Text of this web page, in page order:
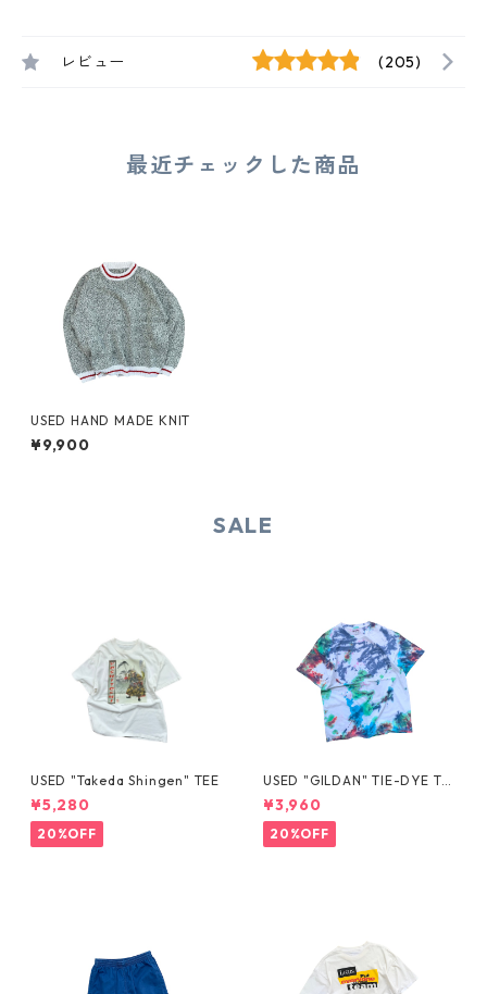
レビュー (205)
最近チェックした商品
USED HAND MADE KNIT
¥9,900
SALE
USED "Takeda Shingen" TEE
¥5,280
20%OFF
USED "GILDAN" TIE-DYE TE
E
¥3,960
20%OFF